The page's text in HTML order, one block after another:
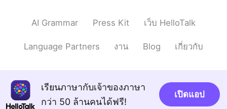
@yuki美味しいですよね😋それと豚バラで
おかずにも使えて便利です✨
ベーコンの「切り落とし」ですね😊 お得で
すよね🎵
AI Grammar Press Kit เว็บ HelloTalk
Language Partners งาน Blog เกี่ยวกับ
เรียนภาษากับเจ้าของภาษา
กว่า 50 ล้านคนได้ฟรี!
เปิดแอป